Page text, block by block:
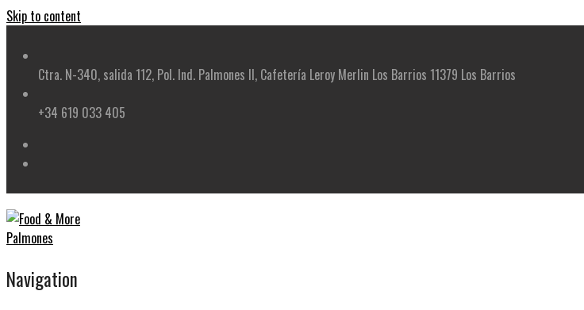
Skip to content
Ctra. N-340, salida 112, Pol. Ind. Palmones II, Cafetería Leroy Merlin Los Barrios 11379 Los Barrios
+34 619 033 405
Navigation